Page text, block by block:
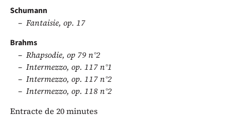
Schumann
Fantaisie, op. 17
Brahms
Rhapsodie, op 79 n°2
Intermezzo, op. 117 n°1
Intermezzo, op. 117 n°2
Intermezzo, op. 118 n°2
Entracte de 20 minutes